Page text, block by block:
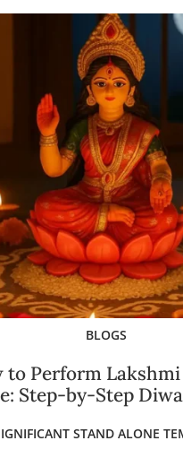
BLOGS
to Perform
Step-by-Step
STAND ALONE